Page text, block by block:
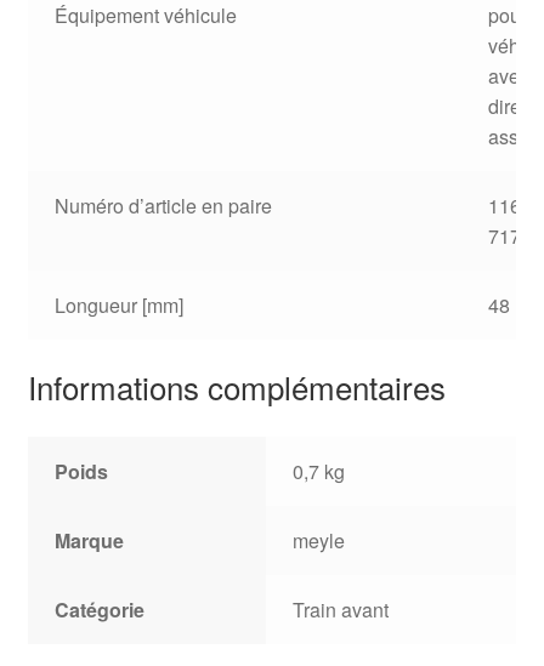
Équipement véhicule
pour
avec
Numéro d’article en paire
116
7177
Longueur [mm] 48
Informations complémentaires
Poids 0,7 kg
Marque meyle
Catégorie Train avant